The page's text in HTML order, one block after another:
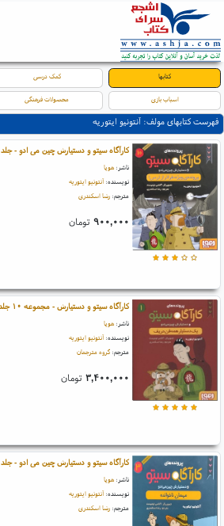
کتابها کمک درسی
اسباب بازی محصولات فرهنگی
فهرست کتابهای مولف: آنتونیو ایتوریه
کارآگاه سیتو و دستیارش چین می ادو - جلد ۱۰
ناشر: هوپا
نویسنده: آنتونیو ایتوریه
مترجم: رضا اسکندری
۹۰۰,۰۰۰ تومان
کارآگاه سیتو و دستیارش - مجموعه ۱۰ جلدی
ناشر: هوپا
نویسنده: آنتونیو ایتوریه
مترجم: گروه مترجمان
۳,۴۰۰,۰۰۰ تومان
کارآگاه سیتو و دستیارش چین می ادو - جلد ۳
ناشر: هوپا
نویسنده: آنتونیو ایتوریه
مترجم: رضا اسکندری